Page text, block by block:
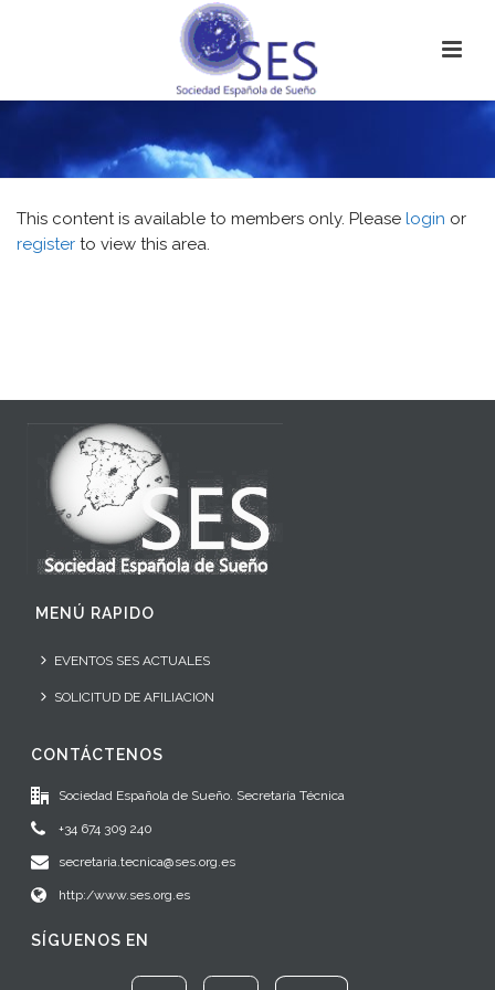
This content is available to members only. Please login or
register to view this area.
MENÚ RAPIDO
EVENTOS SES ACTUALES
SOLICITUD DE AFILIACION
CONTÁCTENOS
Sociedad Española de Sueño. Secretaría Técnica
+34 674 309 240
secretaria.tecnica@ses.org.es
http:/www.ses.org.es
SÍGUENOS EN